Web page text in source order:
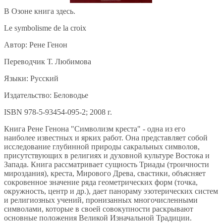
В Озоне книга здесь.
Le symbolisme de la croix
Автор: Рене Генон
Переводчик Т. Любимова
Языки: Русский
Издательство: Беловодье
ISBN 978-5-93454-095-2; 2008 г.
Книга Рене Генона "Символизм креста" - одна из его
наиболее известных и ярких работ. Она представляет собой
исследование глубинной природы сакральных символов,
присутствующих в религиях и духовной культуре Востока и
Запада. Книга рассматривает сущность Триады (троичности
мироздания), креста, Мирового Древа, свастики, объясняет
сокровенное значение ряда геометрических форм (точка,
окружность, центр и др.), дает панораму эзотерических систем
и религиозных учений, пронизанных многочисленными
символами, которые в своей совокупности раскрывают
основные положения Великой Изначальной Традиции.